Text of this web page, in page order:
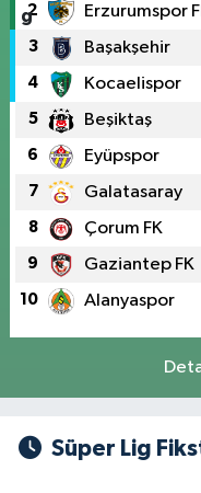
2 Erzurumspor
3 Başakşehir
4 Kocaelispor
5 Beşiktaş
6 Eyüpspor
7 Galatasaray
8 Çorum FK
9 Gaziantep FK
10 Alanyaspor
Süper Lig